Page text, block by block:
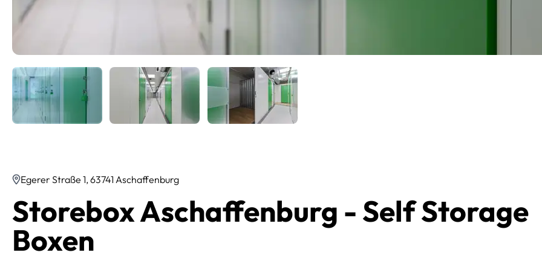
Egerer Straße 1, 63741 Aschaffenburg
Storebox Aschaffenburg - Self Storage
Boxen